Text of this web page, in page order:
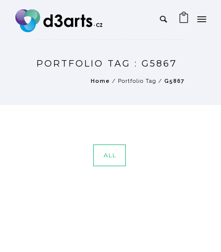
PORTFOLIO TAG : G5867
Home / Portfolio Tag / G5867
ALL